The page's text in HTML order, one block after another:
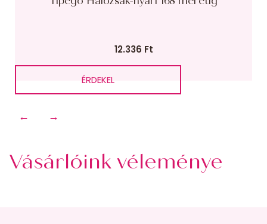
12.336 Ft
ÉRDEKEL
← →
Vásárlóink véleménye